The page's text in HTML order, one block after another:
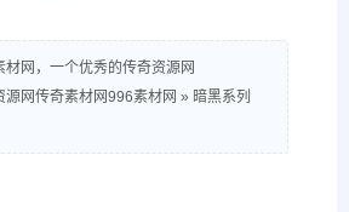
材网，一个优秀的传奇资源网
源网传奇素材网996素材网 » 暗黑系列